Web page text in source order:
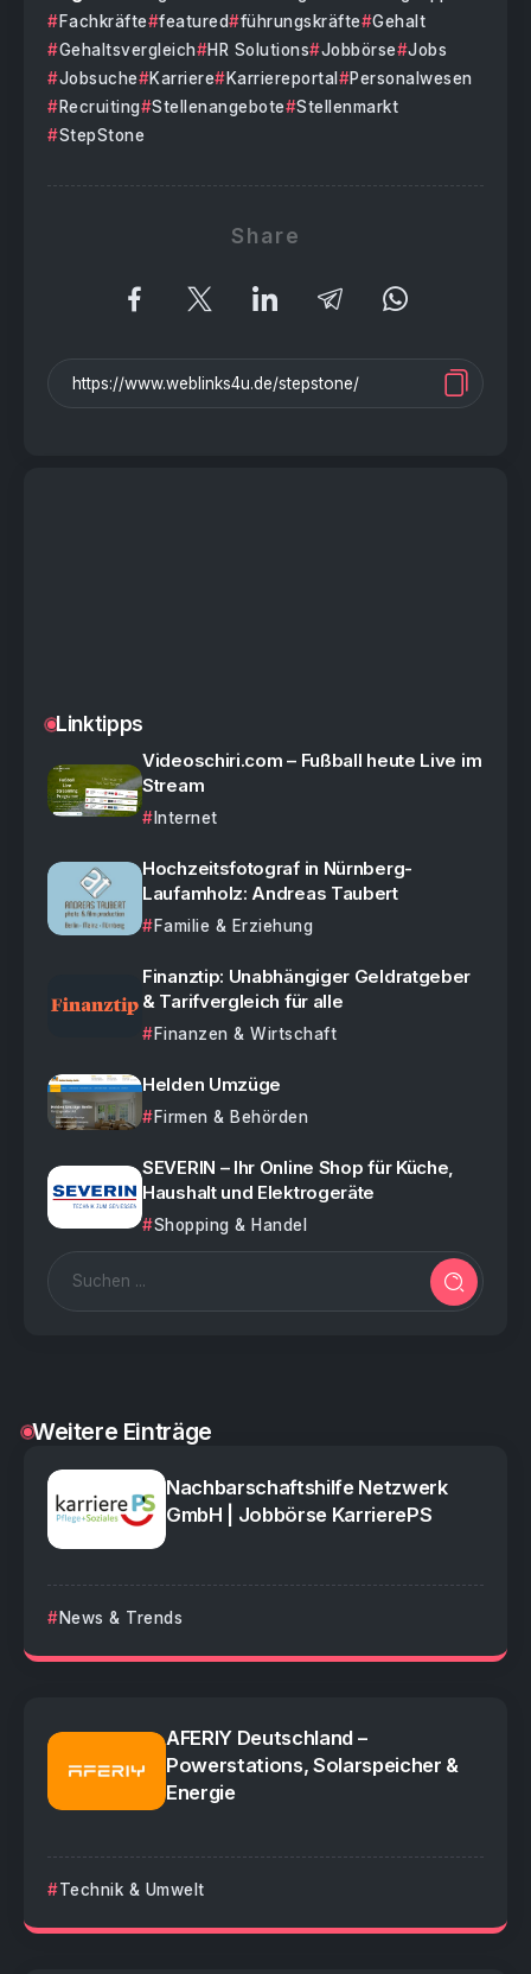
Fachkräfte
featured führungskräfte
Gehalt
Gehaltsvergleich
HR Solutions Jobbörse
Jobs
Jobsuche
Karriere Karriereportal
Personalwesen
Recruiting
Stellenangebote
Stellenmarkt
StepStone
Share
Linktipps
Videoschiri.com – Fußball heute Live im
Stream
Internet
Hochzeitsfotograf in Nürnberg-
Laufamholz: Andreas Taubert
Familie & Erziehung
Finanztip: Unabhängiger Geldratgeber
& Tarifvergleich für alle
Finanzen & Wirtschaft
Helden Umzüge
Firmen & Behörden
SEVERIN – Ihr Online Shop für Küche,
Haushalt und Elektrogeräte
Shopping & Handel
Weitere Einträge
Nachbarschaftshilfe Netzwerk
GmbH | Jobbörse KarrierePS
News & Trends
AFERIY Deutschland –
Powerstations, Solarspeicher &
Energie
Technik & Umwelt